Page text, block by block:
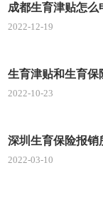
成都生育津贴怎
2022-12-19
2022-10-23
深圳生育保险报销
2022-03-10